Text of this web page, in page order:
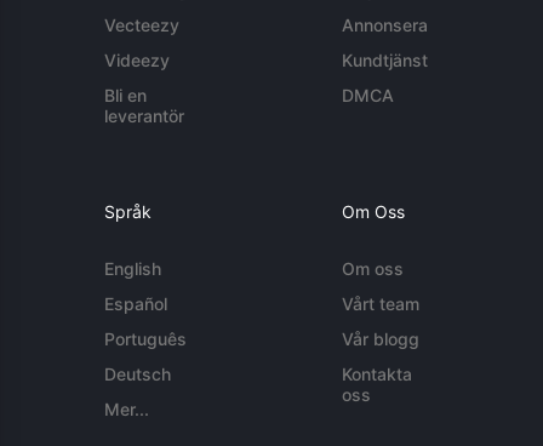
Vecteezy
Videezy
Bli en
leverantör
Annonsera
Kundtjänst
DMCA
Språk
English
Español
Português
Deutsch
Mer...
Om Oss
Om oss
Vårt team
Vår blogg
Kontakta
oss